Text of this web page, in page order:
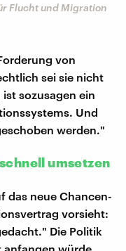
Flucht und Migration
von
sei sie nicht
sozusagen ein
Und
werden."
umsetzen
das neue Chancen-
vorsieht:
Die Politik